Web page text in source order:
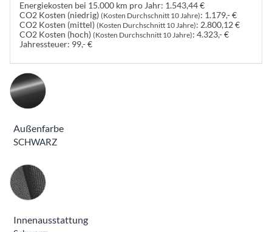
Energiekosten bei 15.000 km pro Jahr: 1.543,44 €
CO2 Kosten (niedrig) (Kosten Durchschnitt 10 Jahre): 1.179,- €
CO2 Kosten (mittel) (Kosten Durchschnitt 10 Jahre): 2.800,12 €
CO2 Kosten (hoch) (Kosten Durchschnitt 10 Jahre): 4.323,- €
Jahressteuer: 99,- €
Außenfarbe
SCHWARZ
Innenausstattung
Innenausstattung